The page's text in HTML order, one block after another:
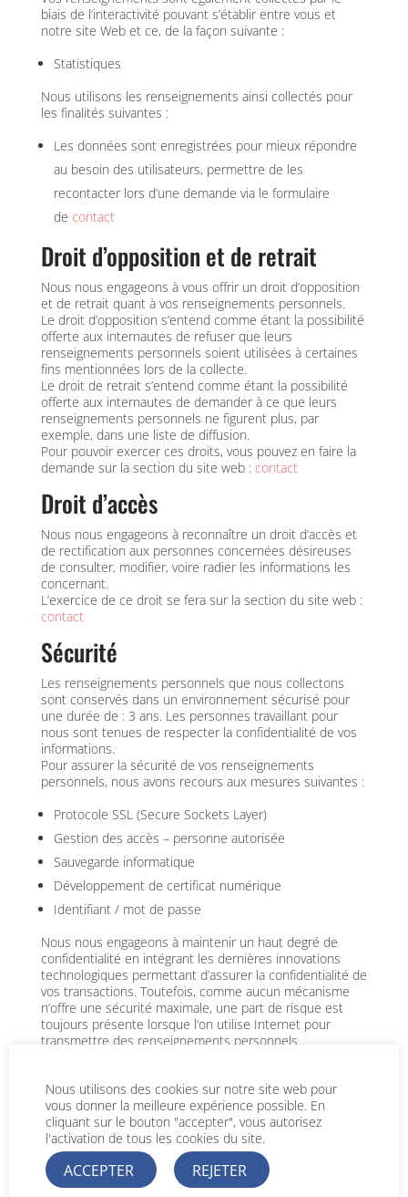
biais de l’interactivité pouvant s’établir entre vous et
notre site Web et ce, de la façon suivante :
Statistiques
Nous utilisons les renseignements ainsi collectés pour
les finalités suivantes :
Les données sont enregistrées pour mieux répondre
au besoin des utilisateurs, permettre de les
recontacter lors d’une demande via le formulaire
de contact
Droit d’opposition et de retrait
Nous nous engageons à vous offrir un droit d’opposition
et de retrait quant à vos renseignements personnels.
Le droit d’opposition s’entend comme étant la possibilité
offerte aux internautes de refuser que leurs
renseignements personnels soient utilisées à certaines
fins mentionnées lors de la collecte.
Le droit de retrait s’entend comme étant la possibilité
offerte aux internautes de demander à ce que leurs
renseignements personnels ne figurent plus, par
exemple, dans une liste de diffusion.
Pour pouvoir exercer ces droits, vous pouvez en faire la
demande sur la section du site web : contact
Droit d’accès
Nous nous engageons à reconnaître un droit d’accès et
de rectification aux personnes concernées désireuses
de consulter, modifier, voire radier les informations les
concernant.
L’exercice de ce droit se fera sur la section du site web :
contact
Sécurité
Les renseignements personnels que nous collectons
sont conservés dans un environnement sécurisé pour
une durée de : 3 ans. Les personnes travaillant pour
nous sont tenues de respecter la confidentialité de vos
informations.
Pour assurer la sécurité de vos renseignements
personnels, nous avons recours aux mesures suivantes :
Protocole SSL (Secure Sockets Layer)
Gestion des accès – personne autorisée
Sauvegarde informatique
Développement de certificat numérique
Identifiant / mot de passe
Nous nous engageons à maintenir un haut degré de
confidentialité en intégrant les dernières innovations
technologiques permettant d’assurer la confidentialité de
vos transactions. Toutefois, comme aucun mécanisme
n’offre une sécurité maximale, une part de risque est
toujours présente lorsque l’on utilise Internet pour
transmettre des renseignements personnels.
Législation
Nous nous engageons à respecter les dispositions
législatives énoncées dans :
Règlement (UE) 2016/679 du Parlement européen et du
Conseil du 27 avril 2016
Nous utilisons des cookies sur notre site web pour
vous donner la meilleure expérience possible. En
cliquant sur le bouton "accepter", vous autorisez
l'activation de tous les cookies du site.
ACCEPTER
REJETER